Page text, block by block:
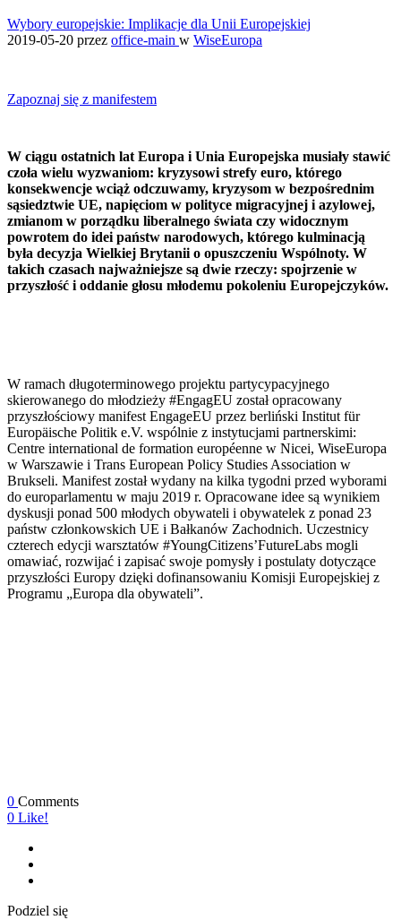
Wybory europejskie: Implikacje dla Unii Europejskiej
2019-05-20 przez office-main w WiseEuropa
Zapoznaj się z manifestem
W ciągu ostatnich lat Europa i Unia Europejska musiały stawić
czoła wielu wyzwaniom: kryzysowi strefy euro, którego
konsekwencje wciąż odczuwamy, kryzysom w bezpośrednim
sąsiedztwie UE, napięciom w polityce migracyjnej i azylowej,
zmianom w porządku liberalnego świata czy widocznym
powrotem do idei państw narodowych, którego kulminacją
była decyzja Wielkiej Brytanii o opuszczeniu Wspólnoty. W
takich czasach najważniejsze są dwie rzeczy: spojrzenie w
przyszłość i oddanie głosu młodemu pokoleniu Europejczyków.
W ramach długoterminowego projektu partycypacyjnego
skierowanego do młodzieży #EngagEU został opracowany
przyszłościowy manifest EngageEU przez berliński Institut für
Europäische Politik e.V. wspólnie z instytucjami partnerskimi:
Centre international de formation européenne w Nicei, WiseEuropa
w Warszawie i Trans European Policy Studies Association w
Brukseli. Manifest został wydany na kilka tygodni przed wyborami
do europarlamentu w maju 2019 r. Opracowane idee są wynikiem
dyskusji ponad 500 młodych obywateli i obywatelek z ponad 23
państw członkowskich UE i Bałkanów Zachodnich. Uczestnicy
czterech edycji warsztatów #YoungCitizens’FutureLabs mogli
omawiać, rozwijać i zapisać swoje pomysły i postulaty dotyczące
przyszłości Europy dzięki dofinansowaniu Komisji Europejskiej z
Programu „Europa dla obywateli”.
0 Comments
0 Like!
Podziel się